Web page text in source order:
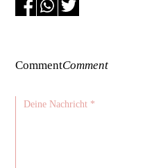
CommentComment